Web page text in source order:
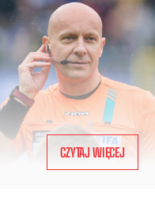
CZYTAJ WIĘCEJ